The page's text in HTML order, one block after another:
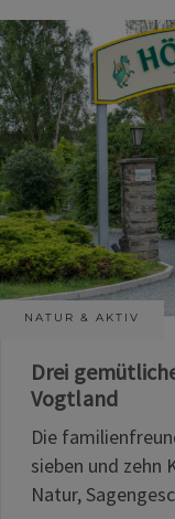
NATUR & AKTIV
Drei
Vogtland
Die
sieben und zehn
Natur,